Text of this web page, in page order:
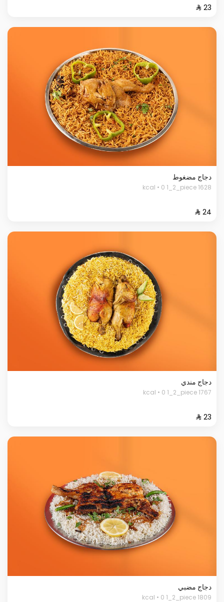
دجاج مضغوط
1628 kcal • 0 1_2_piece
دجاج مندي
1767 kcal • 0 1_2_piece
دجاج مضبي
1809 kcal • 0 1_2_piece